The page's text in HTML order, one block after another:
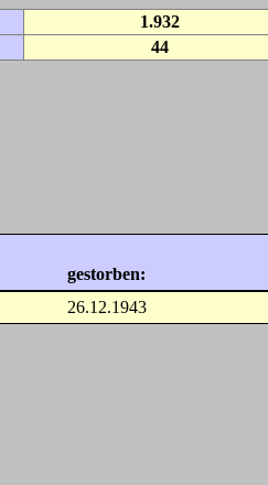
1.932
44
gestorben:
26.12.1943